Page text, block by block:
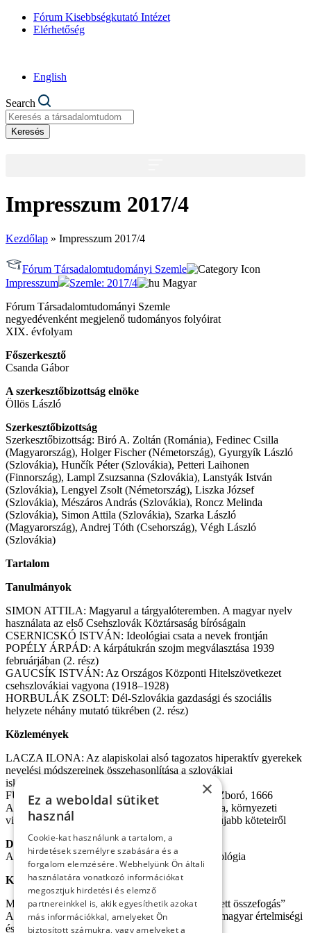
Fórum Kisebbségkutató Intézet
Elérhetőség
English
Search
Keresés
Impresszum 2017/4
Kezdőlap » Impresszum 2017/4
Fórum Társadalomtudományi Szemle
Impresszum
Szemle: 2017/4
Magyar
Fó­rum Tár­sa­da­lom­tu­do­má­nyi Szem­le
negyedévenként megjelenő tu­do­má­nyos fo­lyó­ira­t
XIX. év­fo­lyam
Főszerkesztő
Csanda Gábor
A szerkesztőbizottság elnöke
Öllös László
Szer­kesz­tő­bi­zott­ság
Szerkesztőbizottság: Biró A. Zoltán (Románia), Fedinec Csilla
(Magyarország), Holger Fischer (Németország), Gyurgyík László
(Szlovákia), Hunčík Péter (Szlovákia), Petteri Laihonen
(Finnország), Lampl Zsuzsanna (Szlovákia), Lanstyák István
(Szlovákia), Lengyel Zsolt (Németország), Liszka József
(Szlovákia), Mészáros András (Szlovákia), Roncz Melinda
(Szlovákia), Simon Attila (Szlovákia), Szarka László
(Magyarország), Andrej Tóth (Csehország), Végh László
(Szlovákia)
Tartalom
Tanulmányok
SIMON ATTILA: Magyarul a tárgyalóteremben. A magyar nyelv
használata az első Csehszlovák Köztársaság bíróságain
CSERNICSKÓ ISTVÁN: Ideológiai csata a nevek frontján
POPÉLY ÁRPÁD: A kárpátukrán szojm megválasztása 1939
februárjában (2. rész)
GAUCSÍK ISTVÁN: Az Országos Központi Hitelszövetkezet
csehszlovákiai vagyona (1918–1928)
HORBULÁK ZSOLT: Dél-Szlovákia gazdasági és szociális
helyzete néhány mutató tükrében (2. rész)
Közlemények
LACZA ILONA: Az alapiskolai alsó tagozatos hiperaktív gyerekek
nevelési módszereinek összehasonlítása a szlovákiai
iskolarendszerben
FÜLÖP LÁSZLÓ: I. Rákóczi Ferenc esküvője. Zboró, 1666
A.GERGELY ANDRÁS: Társadalom-morfológia, környezeti
világok, antropogén együtthatások. Pászka Imre újabb köteteiről
Dokumentumok
A komáromi Etnológiai Központ húsz éve. Kronológia
Könyvek
MOLNÁR IMRE (összeáll.): „Gyűlölködés helyett összefogás”
Adalékok a két világháború közti csehszlovákiai magyar értelmiségi
és diákmozgalmak történetéhez (Tóth Pál Péter)
×
Ez a weboldal sütiket
használ
Cookie-kat használunk a tartalom, a
hirdetések személyre szabására és a
forgalom elemzésére. Webhelyünk Ön általi
használatára vonatkozó információkat
megosztjuk hirdetési és elemző
partnereinkkel is, akik egyesíthetik azokat
más információkkal, amelyeket Ön
biztosított számukra, vagy amelyeket a